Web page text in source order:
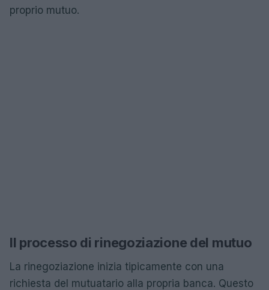
proprio mutuo.
Il processo di rinegoziazione del mutuo
La rinegoziazione inizia tipicamente con una
richiesta del mutuatario alla propria banca. Questo